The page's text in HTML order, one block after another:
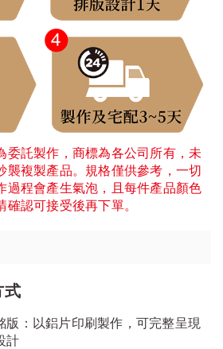
託製作，商標為各公司所有，未
襲複製產品。規格僅供參考，一切
過程會產生氣泡，且每件產品顏色
認可接受後再下單。
式
版：以鋁片印刷製作，可完整呈現
計